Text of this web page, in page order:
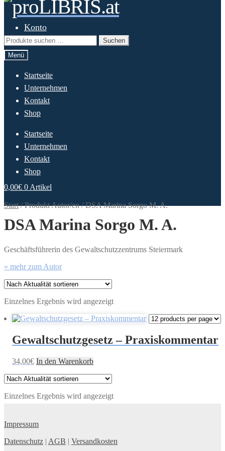
Zur
Navigation
springen
Springe
zum
Inhalt
Konto
Suchen
nach:
Suchen
Menü
Startseite
Unternehmen
Kontakt
Shop
Startseite
Unternehmen
Kontakt
Shop
0,00€ 0 Artikel
Start/Produkt Autor/en/DSA Marina Sorgo M. A.
DSA Marina Sorgo M. A.
Geschäftsführerin des Gewaltschutzzentrums Steiermark
» mehr zum Autor
Einzelnes Ergebnis wird angezeigt
Gewaltschutzgesetz – Praxiskommentar
34,00€ In den Warenkorb
Einzelnes Ergebnis wird angezeigt
Impressum
Datenschutz | AGB | Versandkosten